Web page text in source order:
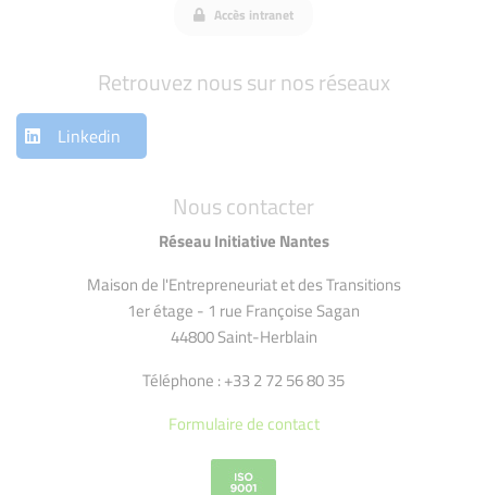
Nous contacter
Réseau Initiative Nantes
Maison de l'Entrepreneuriat et des Transitions
1er étage - 1 rue Françoise Sagan
44800 Saint-Herblain
Téléphone : +33 2 72 56 80 35
Formulaire de contact
Accès intranet
Retrouvez nous sur nos réseaux
Linkedin